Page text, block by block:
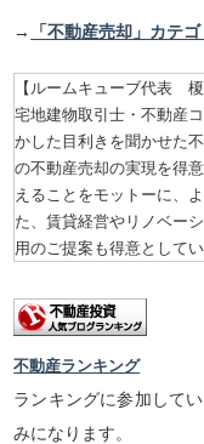
→ 「不動産売却」カテ
【ルームキューブ代表
宅地建物取引士・不動産
かした目利きを聞かせた
の不動産売却の実現を得
えることをモットーに、
た、賃貸経営やリノベー
用のご提案も得意としてい
不動産ランキング
ランキングに参加して
みになります。